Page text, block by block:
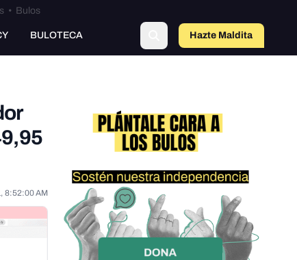
• Bulos
BULOTECA Hazte Maldito
8:52:00 AM